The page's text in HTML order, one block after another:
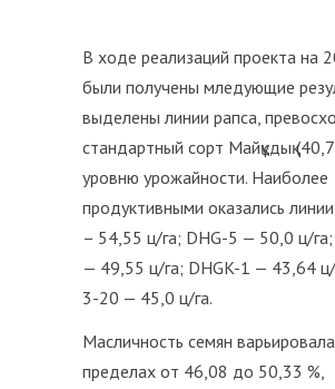
В ходе реализаций проекта на
были получены мледующие
выделены линии рапса,
стандартный сорт Майқұдық
уровню урожайности. Наиболее
продуктивными оказались
– 54,55 ц/га; DHG-5 — 50,0 ц/
— 49,55 ц/га; DHGK-1 — 43,64
3-20 — 45,0 ц/га.
Масличность семян
пределах от 46,08 до 50,33 %,